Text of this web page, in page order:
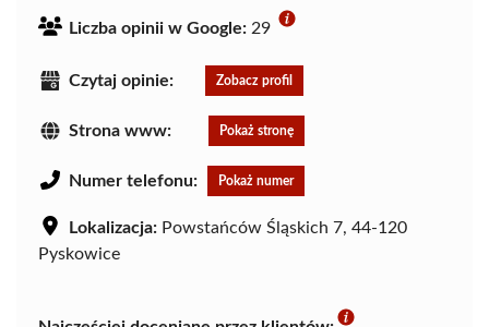
Liczba opinii w Google: 29
Czytaj opinie: Zobacz profil
Strona www: Pokaż stronę
Numer telefonu: Pokaż numer
Lokalizacja: Powstańców Śląskich 7, 44-120
Pyskowice